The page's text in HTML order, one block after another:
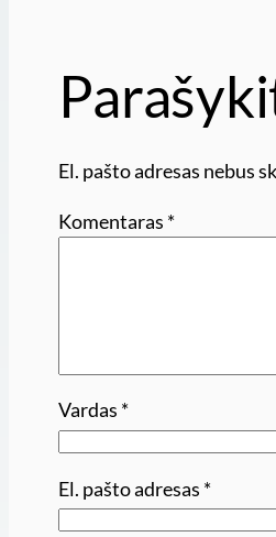
El. pašto adresas nebus
Komentaras *
Vardas *
El. pašto adresas *